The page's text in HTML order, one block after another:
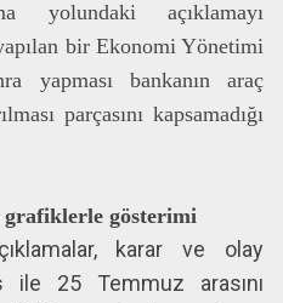
yolundaki açıklamayı
bir Ekonomi Yönetimi
yapması bankanın araç
parçasını kapsamadığı
grafiklerle gösterimi
karar ve olay
ile 25 Temmuz arasını